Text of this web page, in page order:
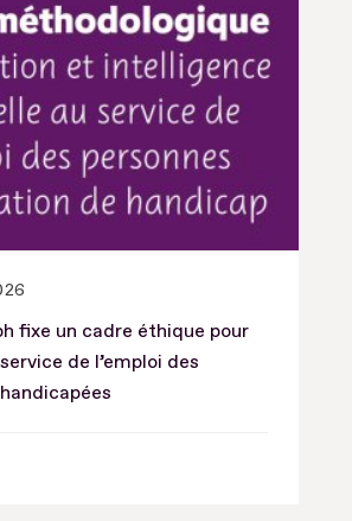
fixe un cadre éthique pour
de l’emploi des